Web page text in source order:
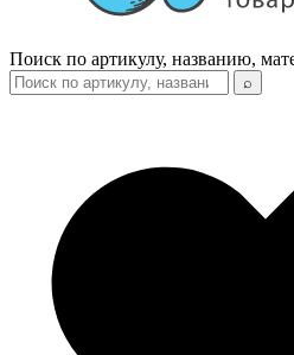
Поиск по артикулу, названию,
⌕